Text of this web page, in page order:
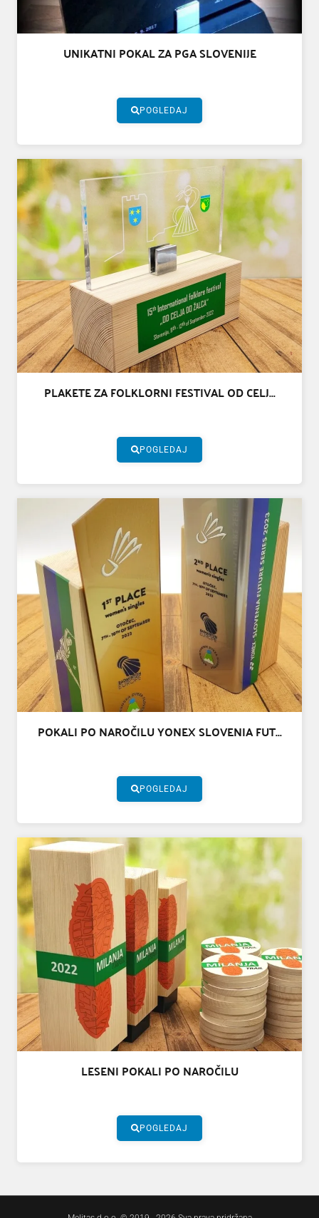
UNIKATNI POKAL ZA PGA SLOVENIJE
POGLEDAJ
PLAKETE ZA FOLKLORNI FESTIVAL OD CELJ...
POGLEDAJ
POKALI PO NAROČILU YONEX SLOVENIA FUT...
POGLEDAJ
LESENI POKALI PO NAROČILU
POGLEDAJ